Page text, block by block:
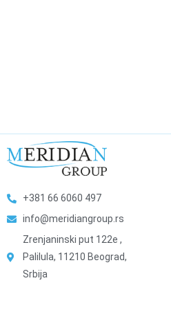
+381 66 6060 497
info@meridiangroup.rs
Zrenjaninski put 122e ,
Palilula, 11210 Beograd,
Srbija